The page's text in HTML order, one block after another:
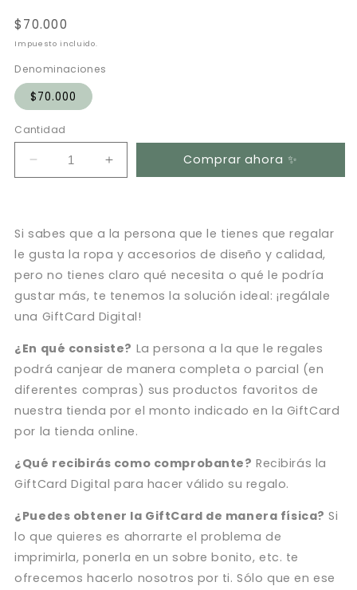
Precio
habitual
$70.000
Impuesto incluido.
Denominaciones
$70.000
Cantidad
Reducir
cantidad
Card
$70,000
Aumentar
cantidad
Card
Digital
$70,000
Comprar ahora ✨
Si sabes que a la persona que le tienes que regalar
le gusta la ropa y accesorios de diseño y calidad,
pero no tienes claro qué necesita o qué le podría
gustar más, te tenemos la solución ideal: ¡regálale
una GiftCard Digital!
¿En qué consiste? La persona a la que le regales
podrá canjear de manera completa o parcial (en
diferentes compras) sus productos favoritos de
nuestra tienda por el monto indicado en la GiftCard
por la tienda online.
¿Qué recibirás como comprobante? Recibirás la
GiftCard Digital para hacer válido su regalo.
¿Puedes obtener la GiftCard de manera física? Si
lo que quieres es ahorrarte el problema de
imprimirla, ponerla en un sobre bonito, etc. te
ofrecemos hacerlo nosotros por ti. Sólo que en ese